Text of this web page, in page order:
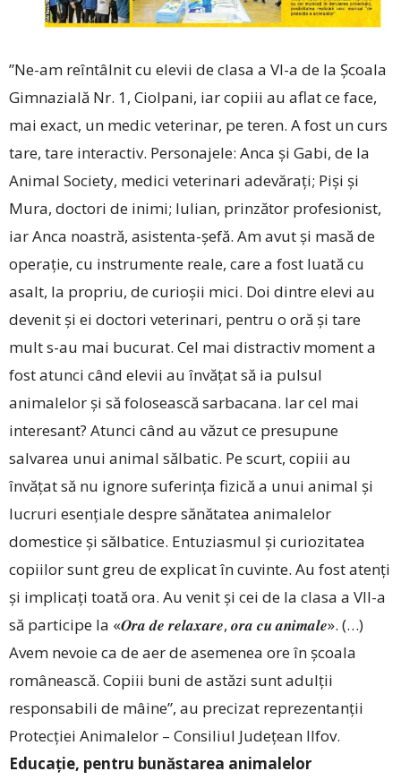
”Ne-am reîntâlnit cu elevii de clasa a VI-a de la Școala
Gimnazială Nr. 1, Ciolpani, iar copiii au aflat ce face,
mai exact, un medic veterinar, pe teren. A fost un curs
tare, tare interactiv. Personajele: Anca și Gabi, de la
Animal Society, medici veterinari adevărați; Piși și
Mura, doctori de inimi; Iulian, prinzător profe­sionist,
iar Anca noastră, asistenta-șefă. Am avut și masă de
operație, cu instrumente reale, care a fost luată cu
asalt, la propriu, de curioșii mici. Doi dintre elevi au
devenit și ei doctori veterinari, pentru o oră și tare
mult s-au mai bucurat. Cel mai distractiv moment a
fost atunci când elevii au învățat să ia pulsul
animalelor și să folosească sarbacana. Iar cel mai
interesant? Atunci când au văzut ce presupune
salvarea unui animal sălbatic. Pe scurt, copiii au
învățat să nu ignore suferința fizică a unui animal și
lucruri esențiale despre sănătatea animalelor
domestice și sălbatice. Entuziasmul și curiozitatea
copiilor sunt greu de explicat în cuvinte. Au fost atenți
și implicați toată ora. Au venit și cei de la clasa a VII-a
să participe la «𝑶𝒓𝒂 𝒅𝒆 𝒓𝒆𝒍𝒂𝒙𝒂𝒓𝒆, 𝒐𝒓𝒂 𝒄𝒖 𝒂𝒏𝒊𝒎𝒂𝒍𝒆». (…)
Avem nevoie ca de aer de asemenea ore în școala
românească. Copiii buni de astăzi sunt adulții
responsabili de mâine”, au precizat reprezentanții
Protecției Animalelor – Consiliul Județean Ilfov.
Educație, pentru bunăstarea animalelor